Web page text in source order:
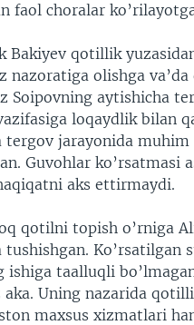
faol choralar
Bakiyev qotillik
nazoratiga olishga
Soipovning aytishicha
loqaydlik bilan
tergov jarayonida
Guvohlar ko’rsatmasi
aks ettirmaydi.
qotilni topish o’rniga
tushishgan. Ko’rsatilgan
ishiga taalluqli
aka. Uning nazarida
maxsus xizmatlari